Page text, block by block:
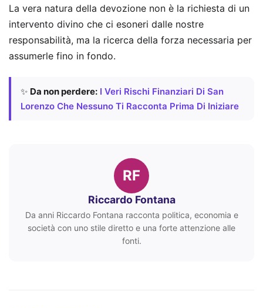
La vera natura della devozione non è la richiesta di un
intervento divino che ci esoneri dalle nostre
responsabilità, ma la ricerca della forza necessaria per
assumerle fino in fondo.
✨ Da non perdere: I Veri Rischi Finanziari Di San
Lorenzo Che Nessuno Ti Racconta Prima Di Iniziare
RF
Riccardo Fontana
Da anni Riccardo Fontana racconta politica, economia e
società con uno stile diretto e una forte attenzione alle
fonti.